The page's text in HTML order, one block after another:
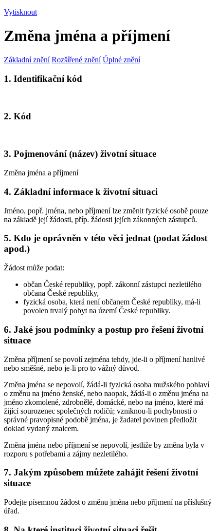
Vytisknout
Změna jména a příjmení
Základní znění Rozšířené znění Úplné znění
1. Identifikační kód
2. Kód
3. Pojmenování (název) životní situace
Změna jména a příjmení
4. Základní informace k životní situaci
Jméno, popř. jména, nebo příjmení lze změnit fyzické osobě pouze
na základě její žádosti, příp. žádosti jejích zákonných zástupců.
5. Kdo je oprávněn v této věci jednat (podat žádost
apod.)
Žádost může podat:
občan České republiky, popř. zákonní zástupci nezletilého
občana České republiky,
fyzická osoba, která není občanem České republiky, má-li
povolen trvalý pobyt na území České republiky.
6. Jaké jsou podmínky a postup pro řešení životní
situace
Změna příjmení se povolí zejména tehdy, jde-li o příjmení hanlivé
nebo směšné, nebo je-li pro to vážný důvod.
Změna jména se nepovolí, žádá-li fyzická osoba mužského pohlaví
o změnu na jméno ženské, nebo naopak, žádá-li o změnu jména na
jméno zkomolené, zdrobnělé, domácké, nebo na jméno, které má
žijící sourozenec společných rodičů; vzniknou-li pochybnosti o
správné pravopisné podobě jména, je žadatel povinen předložit
doklad vydaný znalcem.
Změna jména nebo příjmení se nepovolí, jestliže by změna byla v
rozporu s potřebami a zájmy nezletilého.
7. Jakým způsobem můžete zahájit řešení životní
situace
Podejte písemnou žádost o změnu jména nebo příjmení na příslušný
úřad.